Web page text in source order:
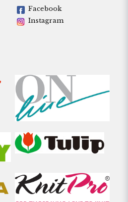
Facebook
Instagram